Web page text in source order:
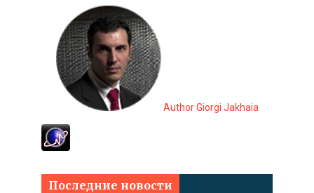
Author Giorgi Jakhaia
Последние новости